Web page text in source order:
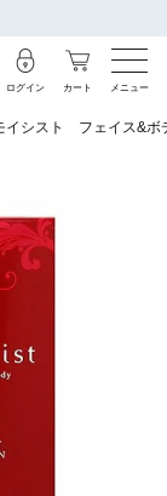
ログイン カート メニュー
イシスト フェイス&